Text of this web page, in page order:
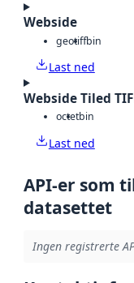
Webside
geotiffbin
Last ned
Webside Tiled
octetbin
Last ned
API-er som
datasettet
Ingen registrerte